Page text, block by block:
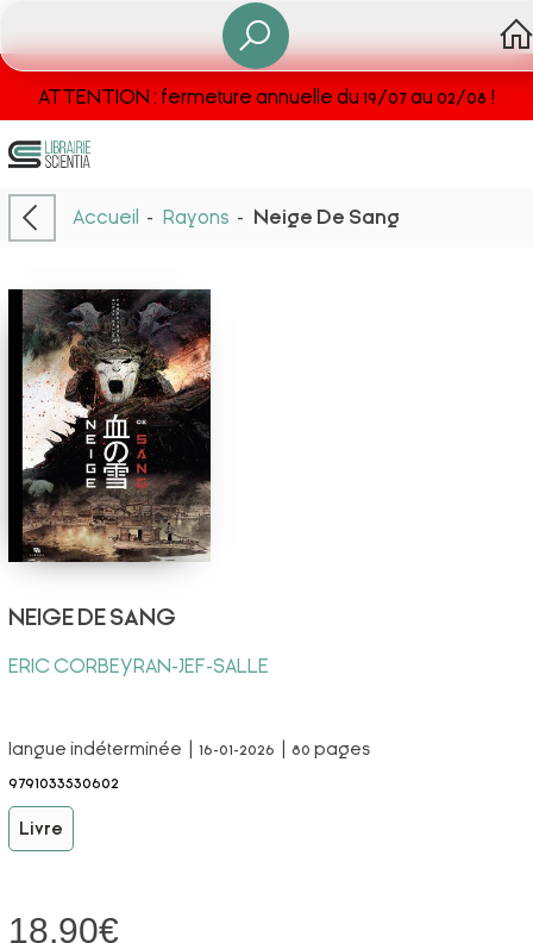
ATTENTION : fermeture annuelle du 19/07 au 02/08 !
Accueil - Rayons - Neige De Sang
NEIGE DE SANG
ERIC CORBEYRAN-JEF-SALLE
langue indéterminée | 16-01-2026 | 80 pages
9791033530602
Livre
18,90€